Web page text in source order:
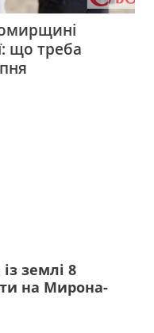
що треба
землі 8
на Мирона-